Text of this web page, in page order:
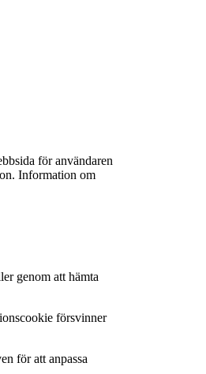
för användaren
Information om
genom att hämta
försvinner
för att anpassa